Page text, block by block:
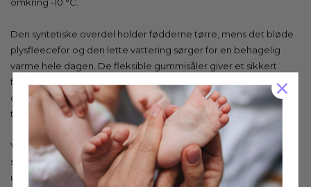
Den syntetiske overdel holder fødderne tørre, mens det bløde
plysfleecefor og den lette vattering sørger for en behagelig
varme hele dagen. De fleksible gummisåler giver et sikkert
fodfæste på glatte underlag, så børnene trygt kan løbe, hoppe
og lege. Derudover tilbyder denne støvle en god fast hælstøtte
til barnet med støttebehov.
Vi anbefaler at bruge membran-egnetimprægnering
støvlen før brug - og løbende gennem vinteren for optimal
udnyttelse af støvlens varme-kvaliteter!